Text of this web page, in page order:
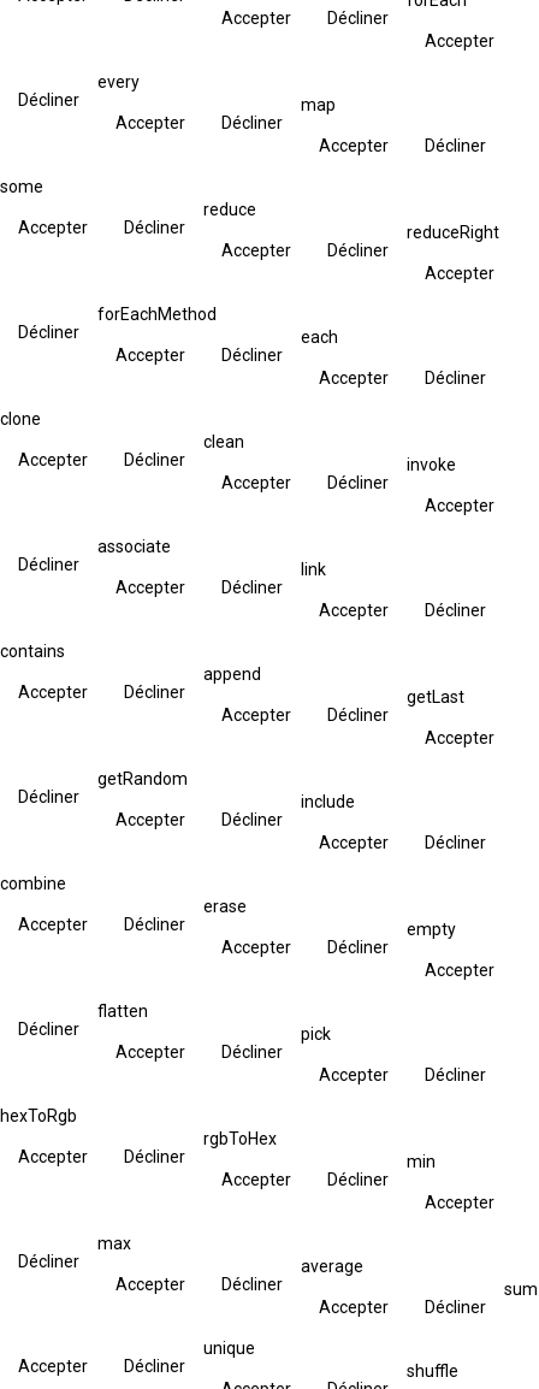
Accepter
Décliner
Accepter
Décliner
every
Accepter Décliner
map
Accepter Décliner
some
Accepter Décliner
reduce
Accepter Décliner
reduceRight
Accepter
Décliner
forEachMethod
Accepter Décliner
each
Accepter Décliner
clone
Accepter Décliner
clean
Accepter Décliner
invoke
Accepter
Décliner
associate
Accepter Décliner
link
Accepter Décliner
contains
Accepter Décliner
append
Accepter Décliner
getLast
Accepter
Décliner
getRandom
Accepter Décliner
include
Accepter Décliner
combine
Accepter Décliner
erase
Accepter Décliner
empty
Accepter
Décliner
flatten
Accepter Décliner
pick
Accepter Décliner
hexToRgb
Accepter Décliner
rgbToHex
Accepter Décliner
min
Accepter
Décliner
max
Accepter Décliner
average
Accepter Décliner
sum
Accepter Décliner
unique
shuffle